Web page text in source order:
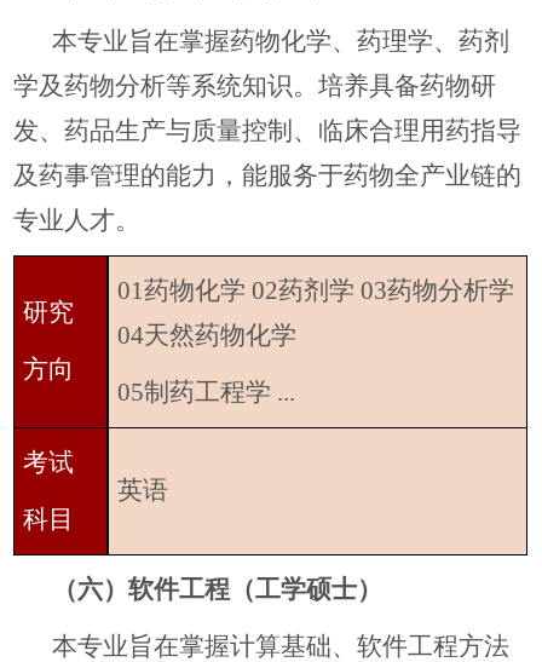
本专业旨在掌握药物化学、药理学、药剂
学及药物分析等系统知识。培养具备药物研
发、药品生产与质量控制、临床合理用药指导
及药事管理的能力，能服务于药物全产业链的
专业人才。
研究
方向
01药物化学 02药剂学 03药物分析学
04天然药物化学
05制药工程学 ...
考试
科目
英语
（六）软件工程（工学硕士）
本专业旨在掌握计算基础、软件工程方法